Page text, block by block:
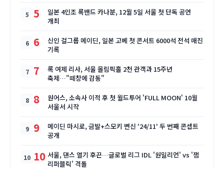
5
일본 4인조 록밴드 카나분, 12월 5일 서울 첫 단독 공연
개최
6
신인 걸그룹 메이딘, 일본 고베 첫 콘서트 6000석 전석 매진
기록
7
록 여제 리사, 서울 올림픽홀 2천 관객과 15주년
축제…"떼창에 감동"
8
원어스, 소속사 이적 후 첫 월드투어 'FULL MOON' 10월
서울서 시작
9
메이딘 마시로, 금발+스모키 변신 '24/11' 두 번째 콘셉트
공개
10 서울, 댄스 열기 후끈…글로벌 리그 IDL '원밀리언' vs '잼
리퍼블릭' 격돌